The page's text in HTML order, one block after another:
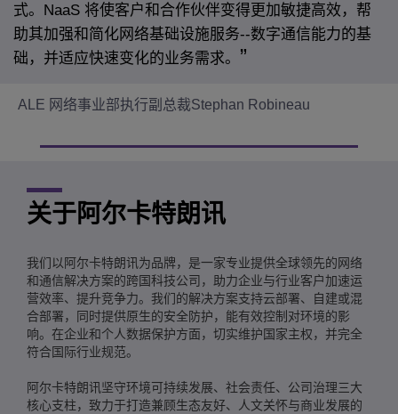
式。NaaS 将使客户和合作伙伴变得更加敏捷高效，帮
助其加强和简化网络基础设施服务--数字通信能力的基
础，并适应快速变化的业务需求。
ALE 网络事业部执行副总裁Stephan Robineau
关于阿尔卡特朗讯
我们以阿尔卡特朗讯为品牌，是一家专业提供全球领先的网络
和通信解决方案的跨国科技公司，助力企业与行业客户加速运
营效率、提升竞争力。我们的解决方案支持云部署、自建或混
合部署，同时提供原生的安全防护，能有效控制对环境的影
响。在企业和个人数据保护方面，切实维护国家主权，并完全
符合国际行业规范。
阿尔卡特朗讯坚守环境可持续发展、社会责任、公司治理三大
核心支柱，致力于打造兼顾生态友好、人文关怀与商业发展的